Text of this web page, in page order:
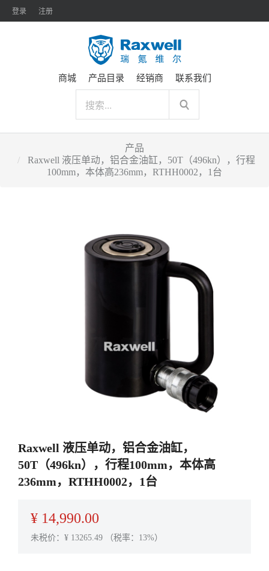
登录 注册
商城 产品目录 经销商 联系我们
产品
Raxwell 液压单动，铝合金油缸，50T（496kn），行程
100mm，本体高236mm，RTHH0002，1台
Raxwell 液压单动，铝合金油缸，
50T（496kn），行程100mm，本体高
236mm，RTHH0002，1台
¥ 14,990.00
未税价：¥ 13265.49 （税率：13%）